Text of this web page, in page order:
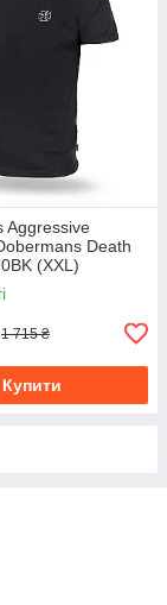
Aggressive
Death
(XXL)
1 715 ₴
Купити